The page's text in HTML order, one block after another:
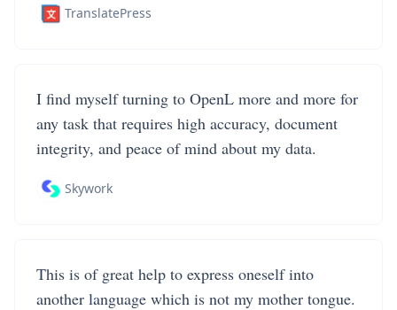
TranslatePress
I find myself turning to OpenL more and more for
any task that requires high accuracy, document
integrity, and peace of mind about my data.
Skywork
This is of great help to express oneself into
another language which is not my mother tongue.